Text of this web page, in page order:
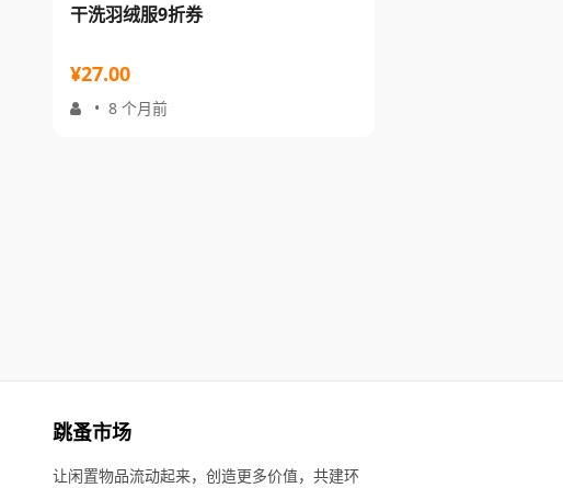
干洗羽绒服9折券
¥27.00
• 8 个月前
跳蚤市场
让闲置物品流动起来，创造更多价值，共建环